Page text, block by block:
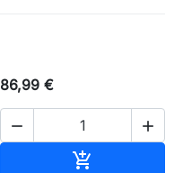
86,99 €
 
